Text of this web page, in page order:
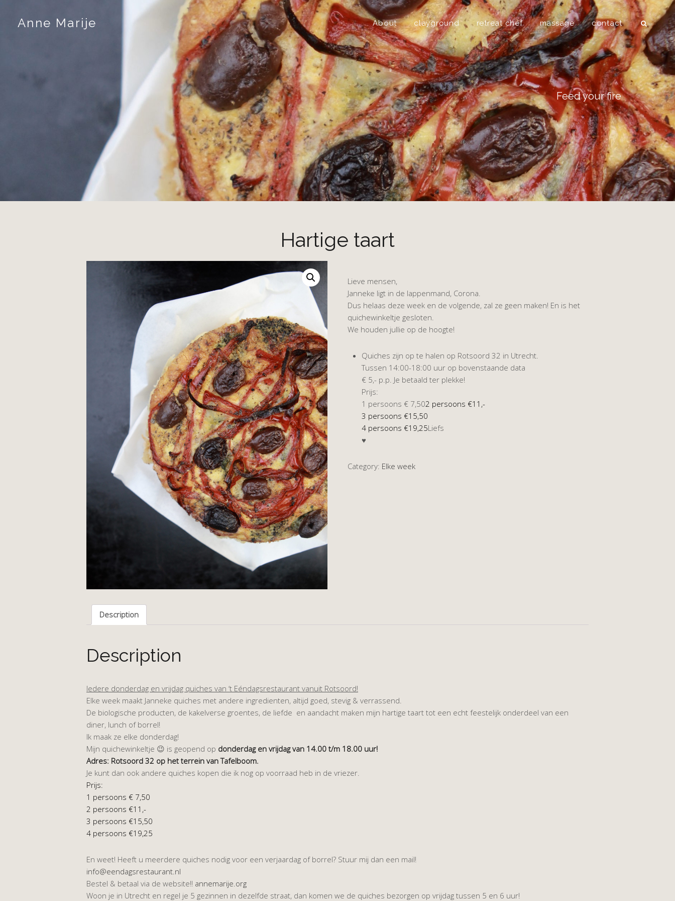
contentAnne Marije About clayground retreat chef massage contact
Feed your fire
Hartige taart
Lieve mensen,
Janneke ligt in de lappenmand, Corona.
Dus helaas deze week en de volgende, zal ze geen maken! En is het
quichewinkeltje gesloten.
We houden jullie op de hoogte!
Quiches zijn op te halen op Rotsoord 32 in Utrecht.
Tussen 14:00-18:00 uur op bovenstaande data
€ 5,- p.p. Je betaald ter plekke!
Prijs:
1 persoons € 7,502 persoons €11,-
3 persoons €15,50
4 persoons €19,25Liefs
♥
Category: Elke week
Description
Description
Iedere donderdag en vrijdag quiches van ‘t Eéndagsrestaurant vanuit Rotsoord!
Elke week maakt Janneke quiches met andere ingredienten, altijd goed, stevig & verrassend.
De biologische producten, de kakelverse groentes, de liefde en aandacht maken mijn hartige taart tot een echt feestelijk onderdeel van een
diner, lunch of borrel!
Ik maak ze elke donderdag!
Mijn quichewinkeltje 😉 is geopend op donderdag en vrijdag van 14.00 t/m 18.00 uur!
Adres: Rotsoord 32 op het terrein van Tafelboom.
Je kunt dan ook andere quiches kopen die ik nog op voorraad heb in de vriezer.
Prijs:
1 persoons € 7,50
2 persoons €11,-
3 persoons €15,50
4 persoons €19,25
En weet! Heeft u meerdere quiches nodig voor een verjaardag of borrel? Stuur mij dan een mail!
info@eendagsrestaurant.nl
Bestel & betaal via de website!! annemarije.org
Woon je in Utrecht en regel je 5 gezinnen in dezelfde straat, dan komen we de quiches bezorgen op vrijdag tussen 5 en 6 uur!